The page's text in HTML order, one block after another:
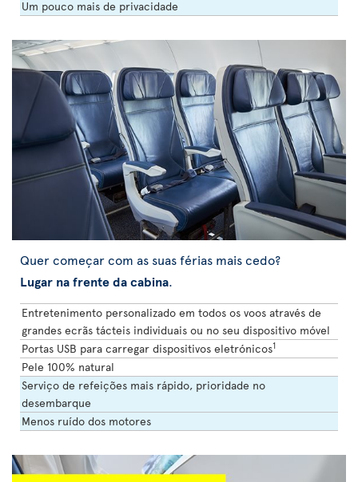
Um pouco mais de privacidade
Quer começar com as suas férias mais cedo?
Lugar na frente da cabina.
Entretenimento personalizado em todos os voos através de
grandes ecrãs tácteis individuais ou no seu dispositivo móvel
Portas USB para carregar dispositivos eletrónicos1
Pele 100% natural
Serviço de refeições mais rápido, prioridade no
desembarque
Menos ruído dos motores